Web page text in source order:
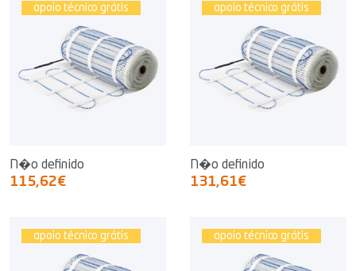
apoio técnico grátis
N�o definido
115,62€
apoio técnico grátis
N�o definido
131,61€
apoio técnico grátis apoio técnico grátis